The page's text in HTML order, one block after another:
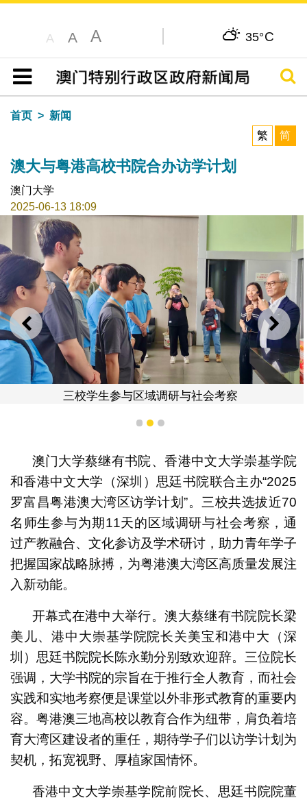
A A A 35°C
目录
搜寻
首页
新闻
繁
简
澳大与粤港高校书院合办访学计划
澳门大学
2025-06-13 18:09
上一则 下一
三校学生参与区域调研与社会考察
1 2 3
澳门大学蔡继有书院、香港中文大学崇基学院
和香港中文大学（深圳）思廷书院联合主办“2025
罗富昌粤港澳大湾区访学计划”。三校共选拔近70
名师生参与为期11天的区域调研与社会考察，通
过产教融合、文化参访及学术研讨，助力青年学子
把握国家战略脉搏，为粤港澳大湾区高质量发展注
入新动能。
开幕式在港中大举行。澳大蔡继有书院院长梁
美儿、港中大崇基学院院长关美宝和港中大（深
圳）思廷书院院长陈永勤分别致欢迎辞。三位院长
强调，大学书院的宗旨在于推行全人教育，而社会
实践和实地考察便是课堂以外非形式教育的重要内
容。粤港澳三地高校以教育合作为纽带，肩负着培
育大湾区建设者的重任，期待学子们以访学计划为
契机，拓宽视野、厚植家国情怀。
香港中文大学崇基学院前院长、思廷书院院董